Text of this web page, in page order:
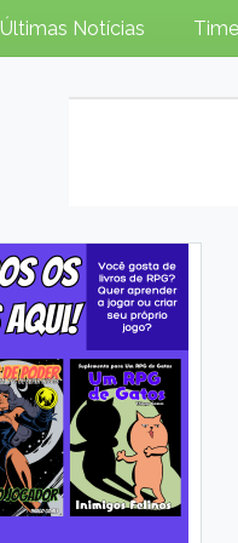
Últimas Notícias